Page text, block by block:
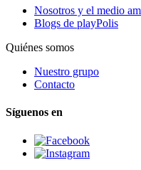
Nosotros y el medio
Blogs de playPolis
Quiénes somos
Nuestro grupo
Contacto
Síguenos en